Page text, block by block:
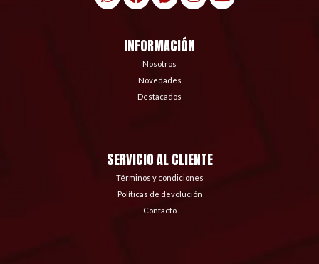
INFORMACIÓN
Nosotros
Novedades
Destacados
SERVICIO AL CLIENTE
Términos y condiciones
Políticas de devolución
Contacto